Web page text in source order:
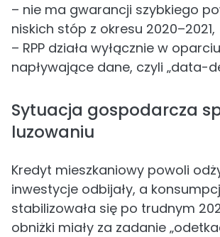
– nie ma gwarancji szybkiego
niskich stóp z okresu 2020–2021,
– RPP działa wyłącznie w
napływające dane, czyli „data-
Sytuacja gospodarcza
luzowaniu
Kredyt mieszkaniowy powoli
inwestycje odbijały, a
stabilizowała się po trudnym
obniżki miały za zadanie